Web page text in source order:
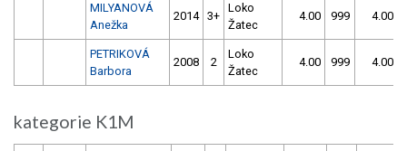
MILYANOVÁ
Anežka
2014 3+
Loko
Žatec
4.00 999 4.00
PETRIKOVÁ
Barbora
2008 2
Loko
Žatec
4.00 999 4.00
kategorie K1M